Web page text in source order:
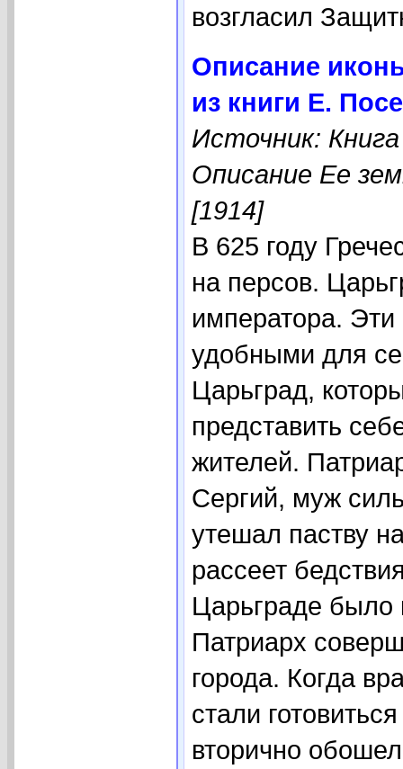
возгласил
Описание
из книги Е.
Источник:
Описание Ее
[1914]
В 625 году
на персов.
императора. Эти
удобными для
Царьград,
представить
жителей.
Сергий, муж
утешал паству
рассеет
Царьграде было
Патриарх
города. Когда
стали
вторично